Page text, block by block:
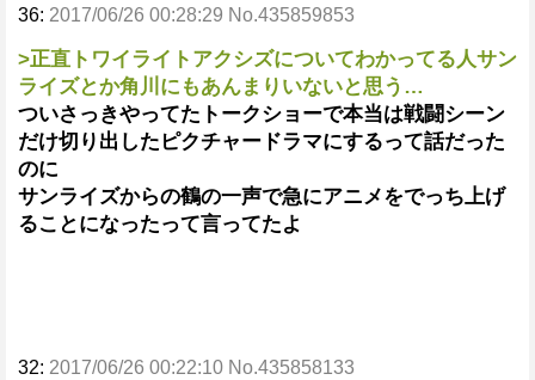
36: 2017/06/26 00:28:29 No.435859853
>正直トワイライトアクシズについてわかってる人サン
ライズとか角川にもあんまりいないと思う…
ついさっきやってたトークショーで本当は戦闘シーン
だけ切り出したピクチャードラマにするって話だった
のに
サンライズからの鶴の一声で急にアニメをでっち上げ
ることになったって言ってたよ
32: 2017/06/26 00:22:10 No.435858133